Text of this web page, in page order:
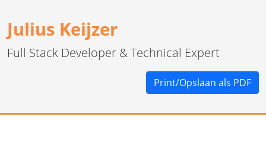
Julius Keijzer
Full Stack Developer & Technical Expert
Print/Opslaan als PDF